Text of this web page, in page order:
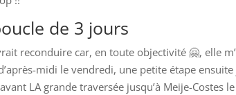
de 3 jours
reconduire car, en toute objectivité 🤗, elle
midi le vendredi, une petite étape ensuite
LA grande traversée jusqu’à Meije-Costes